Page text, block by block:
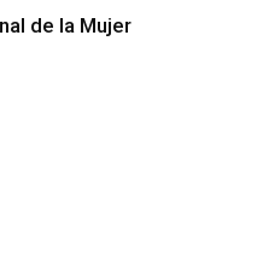
de la Mujer